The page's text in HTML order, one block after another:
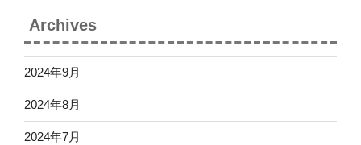
m
e
h
a
Archives
2024年9月
2024年8月
2024年7月